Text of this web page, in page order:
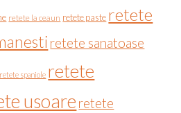
retete la ceaun retete paste retete
retete sanatoase
retete spaniole retete
usoare retete